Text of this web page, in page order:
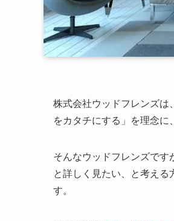
株式会社ウッドフレンズは
をカタチにする」を理念に
そんなウッドフレンズです
と詳しく見たい、と考え
す。